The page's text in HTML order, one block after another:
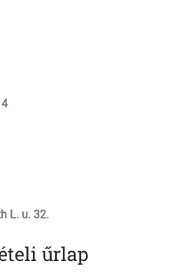
L. u. 32.
űrlap